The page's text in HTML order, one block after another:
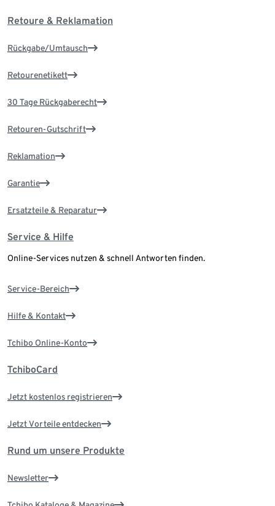
Retoure & Reklamation
Rückgabe/Umtausch
Retourenetikett
30 Tage Rückgaberecht
Retouren-Gutschrift
Reklamation
Garantie
Ersatzteile & Reparatur
Service & Hilfe
Online-Services nutzen & schnell Antworten finden.
Service-Bereich
Hilfe & Kontakt
Tchibo Online-Konto
TchiboCard
Jetzt kostenlos registrieren
Jetzt Vorteile entdecken
Rund um unsere Produkte
Newsletter